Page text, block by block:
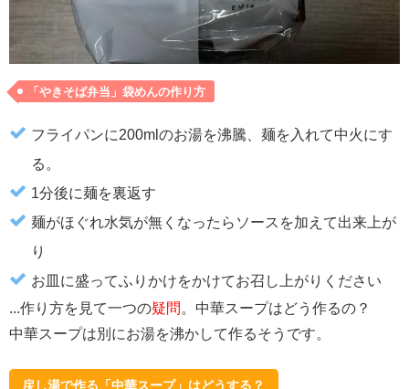
「やきそば弁当」袋めんの作り方
フライパンに200mlのお湯を沸騰、麺を入れて中火にす
る。
1分後に麺を裏返す
麺がほぐれ水気が無くなったらソースを加えて出来上が
り
お皿に盛ってふりかけをかけてお召し上がりください
...作り方を見て一つの疑問 。中華スープはどう作るの？
中華スープは別にお湯を沸かして作るそうです。
戻し湯で作る「中華スープ」はどうする？